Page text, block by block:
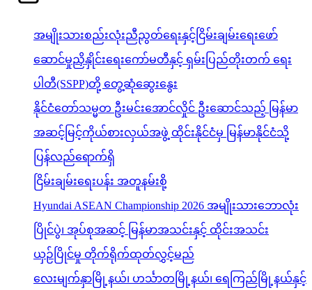
အမျိုးသားစည်းလုံးညီညွတ်ရေးနှင့်ငြိမ်းချမ်းရေးဖော်
ဆောင်မှုညှိနှိုင်းရေးကော်မတီနှင့် ရှမ်းပြည်တိုးတက် ရေး
ပါတီ(SSPP)တို့ တွေ့ဆုံဆွေးနွေး
နိုင်ငံတော်သမ္မတ ဦးမင်းအောင်လှိုင် ဦးဆောင်သည့် မြန်မာ
အဆင့်မြင့်ကိုယ်စားလှယ်အဖွဲ့ ထိုင်းနိုင်ငံမှ မြန်မာနိုင်ငံသို့
ပြန်လည်ရောက်ရှိ
ငြိမ်းချမ်းရေးပန်း အတူနမ်းစို့
Hyundai ASEAN Championship 2026 အမျိုးသားဘောလုံး
ပြိုင်ပွဲ၊ အုပ်စုအဆင့် မြန်မာအသင်းနှင့် ထိုင်းအသင်း
ယှဉ်ပြိုင်မှု တိုက်ရိုက်ထုတ်လွှင့်မည်
လေးမျက်နှာမြို့နယ်၊ ဟင်္သာတမြို့နယ်၊ ရေကြည်မြို့နယ်နှင့်